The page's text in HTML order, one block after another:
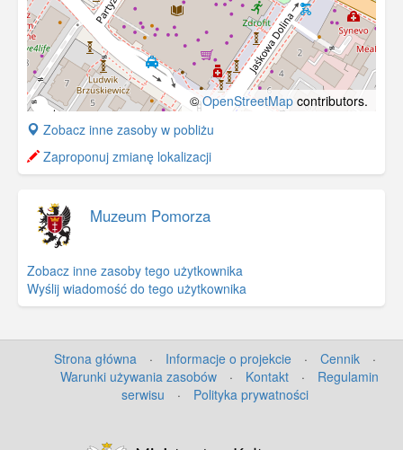
©OpenStreetMap contributors.
+
−
Zobacz inne zasoby w pobliżu
Zaproponuj zmianę lokalizacji
Muzeum Pomorza
Zobacz inne zasoby tego użytkownika
Wyślij wiadomość do tego użytkownika
Strona główna · Informacje o projekcie · Cennik
·
Warunki używania zasobów
· Kontakt ·
Regulamin
serwisu
· Polityka prywatności